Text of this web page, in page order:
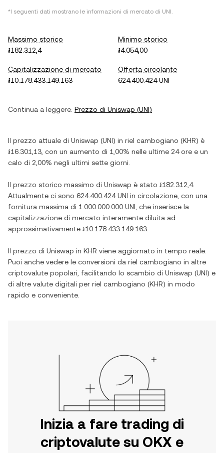
*I seguenti dati mostrano le informazioni di mercato di UNI.
Massimo storico
៛182.312,4
Minimo storico
៛4.054,00
Capitalizzazione di mercato
៛10.178.433.149.163
Offerta circolante
624.400.424 UNI
Continua a leggere: Prezzo di Uniswap (UNI)
Il prezzo attuale di Uniswap (UNI) in riel cambogiano (KHR) è
៛16.301,13 , con un aumento di 1,00% nelle ultime 24 ore e un
calo di 2,00% negli ultimi sette giorni.
Il prezzo storico massimo di Uniswap è stato ៛182.312,4.
Attualmente ci sono 624.400.424 UNI in circolazione, con una
fornitura massima di 1.000.000.000 UNI , che inserisce la
capitalizzazione di mercato interamente diluita ad
approssimativamente ៛10.178.433.149.163
Il prezzo di Uniswap in KHR viene aggiornato in tempo reale.
Puoi anche vedere le conversioni da riel cambogiano in altre
criptovalute popolari, facilitando lo scambio di Uniswap (UNI) e
di altre valute digitali per riel cambogiano (KHR) in modo
rapido e conveniente.
Inizia a fare trading di
criptovalute su OKX e